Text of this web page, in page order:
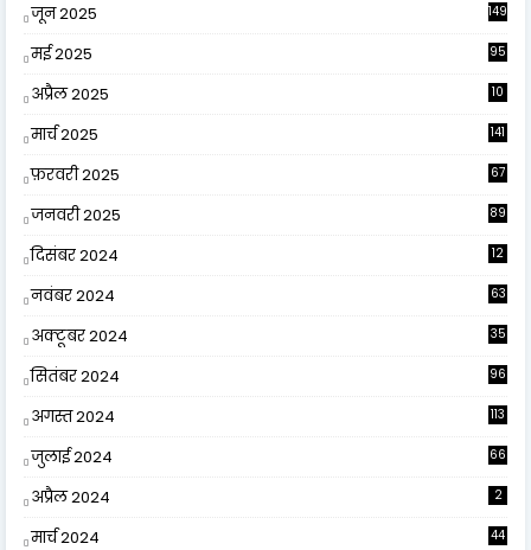
जून 2025 149
मई 2025 95
अप्रैल 2025
10
मार्च 2025 141
फ़रवरी 2025 67
जनवरी 2025 89
दिसंबर 2024
12
नवंबर 2024 63
अक्टूबर 2024 35
सितंबर 2024 96
अगस्त 2024 113
जुलाई 2024 66
अप्रैल 2024 2
मार्च 2024 44